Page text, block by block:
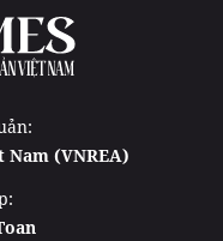
Nam (VNREA)